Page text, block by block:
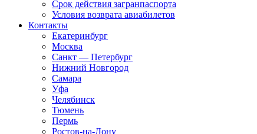
Срок действия загранпаспорта
Условия возврата авиабилетов
Контакты
Екатеринбург
Москва
Санкт — Петербург
Нижний Новгород
Самара
Уфа
Челябинск
Тюмень
Пермь
Ростов-на-Дону